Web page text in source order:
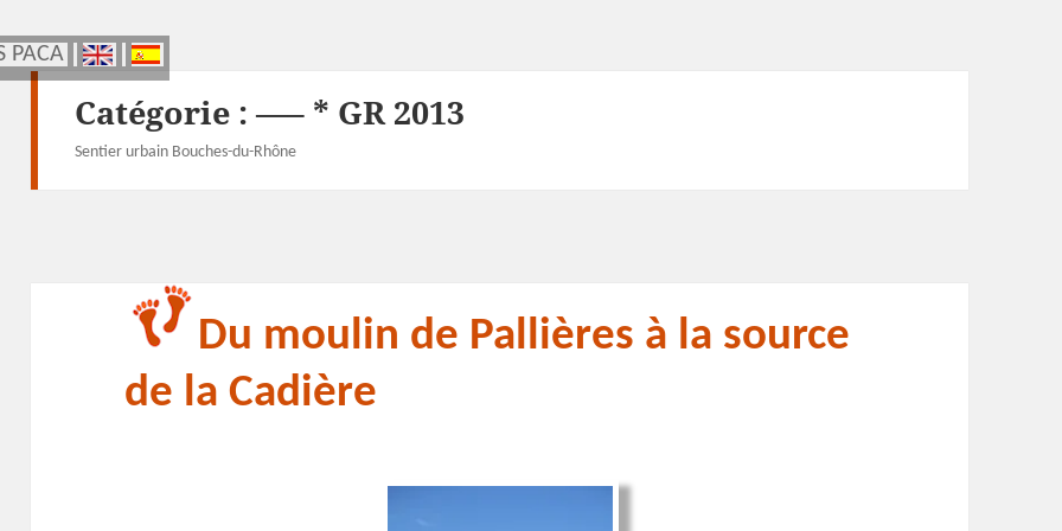
PACA
PACA
Catégorie :—– * GR 2013
Sentier urbain Bouches-du-Rhône
Du moulin de Pallières à la source
de la Cadière